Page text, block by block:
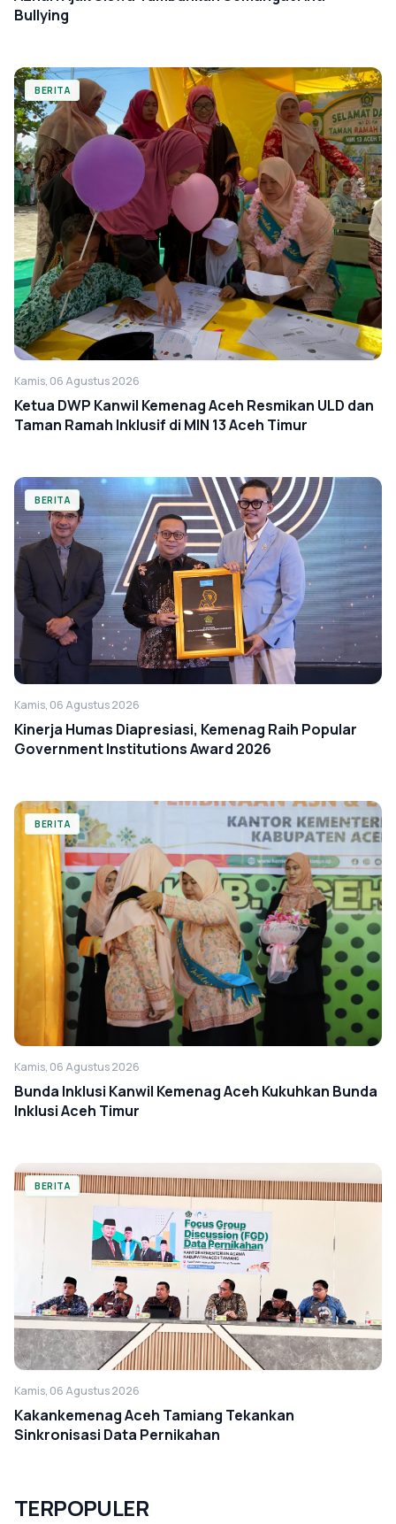
Bullying
BERITA
Kamis, 06 Agustus 2026
Ketua DWP Kanwil Kemenag Aceh Resmikan ULD dan
Taman Ramah Inklusif di MIN 13 Aceh Timur
BERITA
Kamis, 06 Agustus 2026
Kinerja Humas Diapresiasi, Kemenag Raih Popular
Government Institutions Award 2026
BERITA
Kamis, 06 Agustus 2026
Bunda Inklusi Kanwil Kemenag Aceh Kukuhkan Bunda
Inklusi Aceh Timur
BERITA
Kamis, 06 Agustus 2026
Kakankemenag Aceh Tamiang Tekankan
Sinkronisasi Data Pernikahan
TERPOPULER